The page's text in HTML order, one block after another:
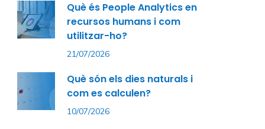
Què és People Analytics en
recursos humans i com
utilitzar-ho?
21/07/2026
Què són els dies naturals i
com es calculen?
10/07/2026